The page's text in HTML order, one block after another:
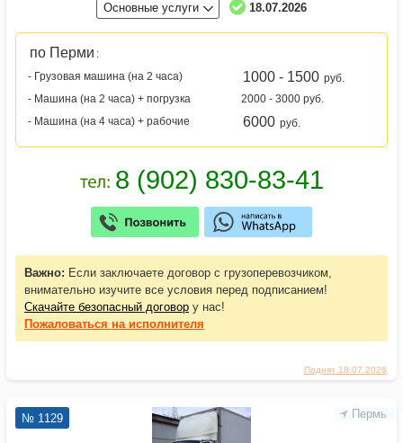
Поднят 18.07.2026
Основные услуги 18.07.2026
по Перми :
- Грузовая машина (на 2 часа)
1000 - 1500 руб.
- Машина (на 2 часа) + погрузка
2000 - 3000 руб.
- Машина (на 4 часа) + рабочие
6000 руб.
Важно: Если заключаете договор с грузоперевозчиком,
внимательно изучите все условия перед подписанием!
Скачайте безопасный договор у нас!
Пожаловаться на исполнителя
Пермь
№ 1129